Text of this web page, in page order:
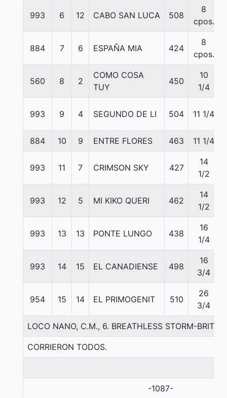
993 6 12 CABO SAN LUCA 508
8
cpos.
884 7 6 ESPAÑA MIA 424
8
cpos.
560 8 2
COMO COSA
TUY
450
10
1/4
993 9 4 SEGUNDO DE LI 504 11 1/4
884 10 9 ENTRE FLORES 463 11 1/4
993 11 7 CRIMSON SKY 427
14
1/2
993 12 5 MI KIKO QUERI 462
14
1/2
993 13 13 PONTE LUNGO 438
16
1/4
993 14 15 EL CANADIENSE 498
16
3/4
954 15 14 EL PRIMOGENIT 510
26
3/4
LOCO NANO, C.M., 6. BREATHLESS STORM-
CORRIERON TODOS.
-1087-